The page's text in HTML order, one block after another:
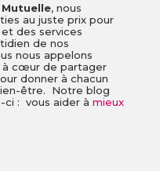
Mutuelle, nous
au juste prix pour
des services
de nos
nous appelons
à cœur de partager
donner à chacun
être. Notre blog
ci : vous aider à mieux